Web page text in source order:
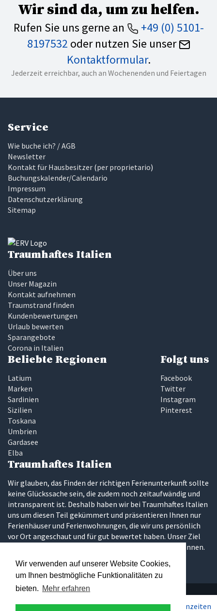
Wir verwenden auf unserer Website Cookies,
um Ihnen bestmögliche Funktionalitäten zu
bieten. Mehr erfahren
Pro Woche ab750€ Preise & Saisonzeiten
Wir sind da, um zu helfen.
Rufen Sie uns gerne an
+49 (0) 5101-
8197532 oder nutzen Sie unser
Kontaktformular.
Jederzeit erreichbar, auch an Wochenenden und Feiertagen
Service
Wie buche ich? / AGB
Newsletter
Kontakt für Hausbesitzer (per proprietario)
Buchungskalender/Calendario
Impressum
Datenschutzerklärung
Sitemap
Traumhaftes Italien
Über uns
Unser Magazin
Kontakt aufnehmen
Traumstrand finden
Kundenbewertungen
Urlaub bewerten
Sparangebote
Corona in Italien
Beliebte Regionen
Latium
Marken
Sardinien
Sizilien
Toskana
Umbrien
Gardasee
Elba
Folgt uns
Facebook
Twitter
Instagram
Pinterest
Traumhaftes Italien
Wir glauben, das Finden der richtigen Ferienunterkunft sollte
keine Glückssache sein, die zudem noch zeitaufwändig und
intransparent ist. Deshalb haben wir bei Traumhaftes Italien
uns um diesen Teil gekümmert und präsentieren Ihnen nur
Ferienhäuser und Ferienwohnungen, die wir uns persönlich
vor Ort angeschaut und für gut bewertet haben. Unser Ziel
ist es, dass Sie Ihren Traumurlaub in Italien erleben können.